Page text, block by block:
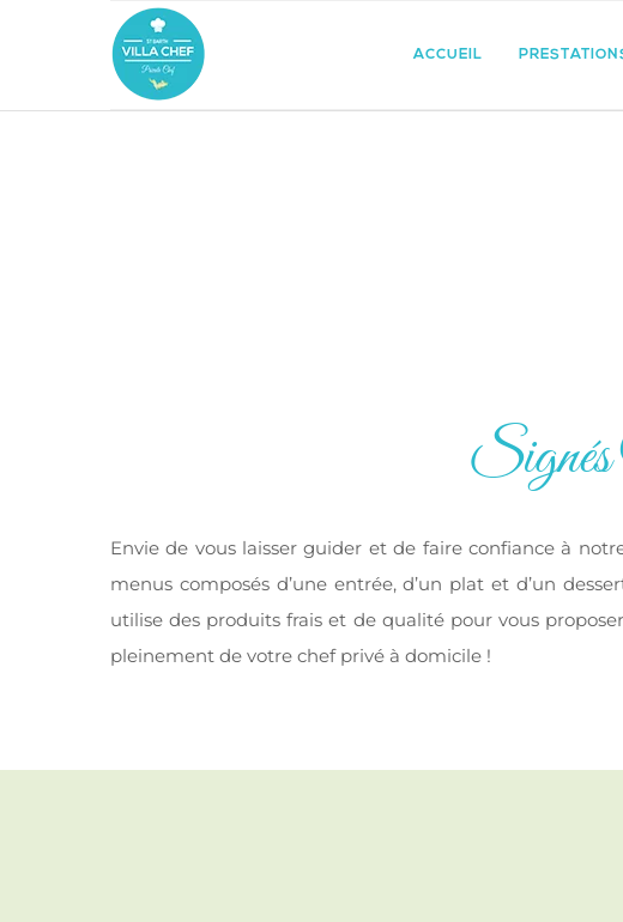
ACCUEIL
Envie de vous laisser guider et de faire confiance à
menus composés d’une entrée, d’un plat et d’un
utilise des produits frais et de qualité pour vous
pleinement de votre chef privé à domicile !